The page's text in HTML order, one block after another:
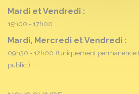
Mardi et Vendredi :
15h00 - 17h00
Mardi, Mercredi et Vendredi :
09h30 - 12h00 (Uniquement permanence
public.)